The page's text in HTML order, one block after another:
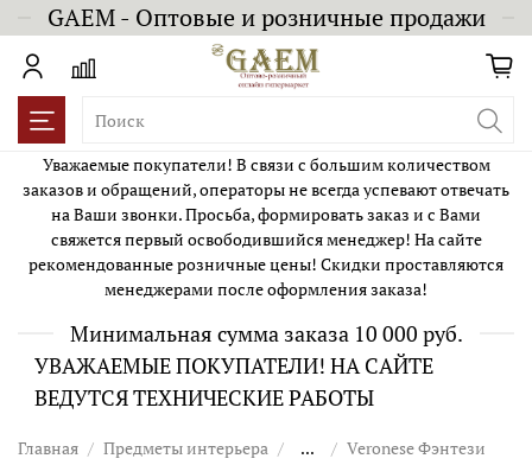
GAEM - Оптовые и розничные продажи
Уважаемые покупатели! В связи с большим количеством
заказов и обращений, операторы не всегда успевают отвечать
на Ваши звонки. Просьба, формировать заказ и с Вами
свяжется первый освободившийся менеджер! На сайте
рекомендованные розничные цены! Скидки проставляются
менеджерами после оформления заказа!
Минимальная сумма заказа 10 000 руб.
УВАЖАЕМЫЕ ПОКУПАТЕЛИ! НА САЙТЕ
ВЕДУТСЯ ТЕХНИЧЕСКИЕ РАБОТЫ
Главная Предметы интерьера ... Veronese Фэнтези